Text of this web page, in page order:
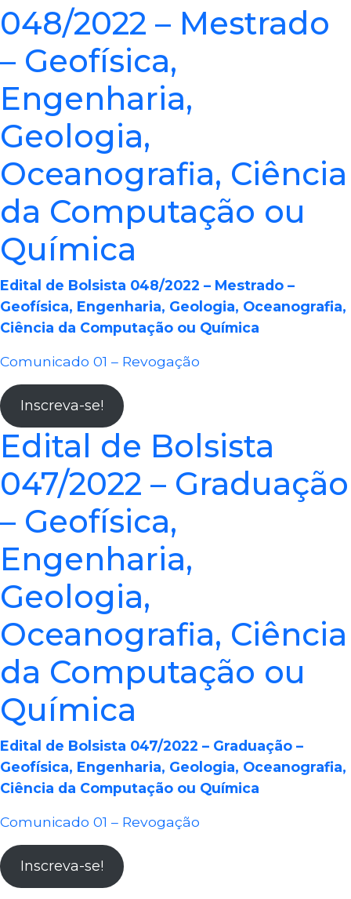
048/2022 – Mestrado
– Geofísica,
Engenharia,
Geologia,
Oceanografia, Ciência
da Computação ou
Química
Edital de Bolsista 048/2022 – Mestrado –
Geofísica, Engenharia, Geologia, Oceanografia,
Ciência da Computação ou Química
Comunicado 01 – Revogação
Inscreva-se!
Edital de Bolsista
047/2022 – Graduação
– Geofísica,
Engenharia,
Geologia,
Oceanografia, Ciência
da Computação ou
Química
Edital de Bolsista 047/2022 – Graduação –
Geofísica, Engenharia, Geologia, Oceanografia,
Ciência da Computação ou Química
Comunicado 01 – Revogação
Inscreva-se!